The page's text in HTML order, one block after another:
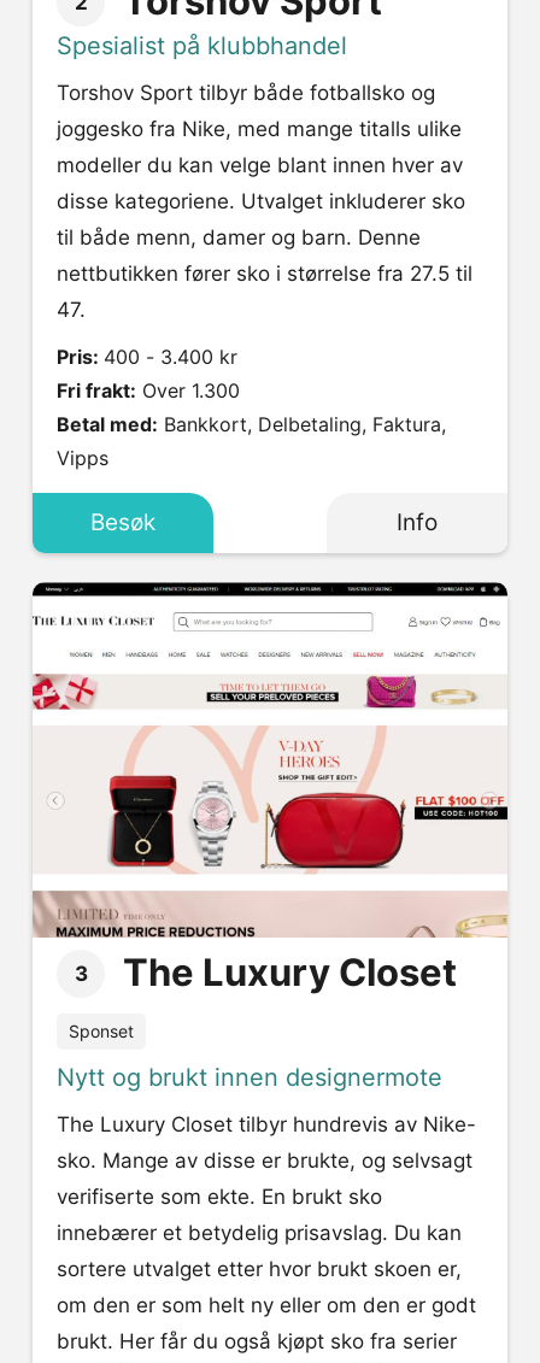
Spesialist på klubbhandel
Torshov Sport tilbyr både fotballsko og
joggesko fra Nike, med mange titalls ulike
modeller du kan velge blant innen hver av
disse kategoriene. Utvalget inkluderer sko
til både menn, damer og barn. Denne
nettbutikken fører sko i størrelse fra 27.5 til
47.
Pris: 400 - 3.400 kr
Fri frakt: Over 1.300
Betal med:
Vipps
Besøk Info
3 The Luxury Closet
Sponset
Nytt og brukt innen designermote
The Luxury Closet tilbyr hundrevis av Nike-
sko. Mange av disse er brukte, og selvsagt
verifiserte som ekte. En brukt sko
innebærer et betydelig prisavslag. Du kan
sortere utvalget etter hvor brukt skoen er,
om den er som helt ny eller om den er godt
brukt. Her får du også kjøpt sko fra serier